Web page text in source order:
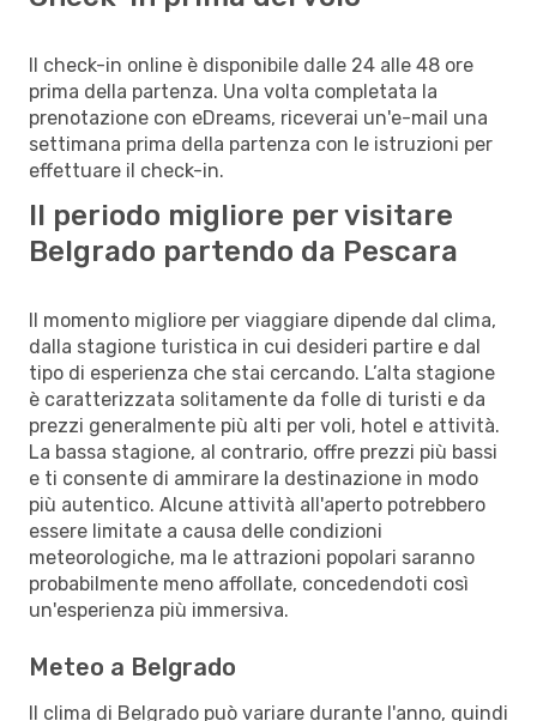
Il check-in online è disponibile dalle 24 alle 48 ore
prima della partenza. Una volta completata la
prenotazione con eDreams, riceverai un'e-mail una
settimana prima della partenza con le istruzioni per
effettuare il check-in.
Il periodo migliore per visitare
Belgrado partendo da Pescara
Il momento migliore per viaggiare dipende dal clima,
dalla stagione turistica in cui desideri partire e dal
tipo di esperienza che stai cercando. L’alta stagione
è caratterizzata solitamente da folle di turisti e da
prezzi generalmente più alti per voli, hotel e attività.
La bassa stagione, al contrario, offre prezzi più bassi
e ti consente di ammirare la destinazione in modo
più autentico. Alcune attività all'aperto potrebbero
essere limitate a causa delle condizioni
meteorologiche, ma le attrazioni popolari saranno
probabilmente meno affollate, concedendoti così
un'esperienza più immersiva.
Meteo a Belgrado
Il clima di Belgrado può variare durante l'anno, quindi